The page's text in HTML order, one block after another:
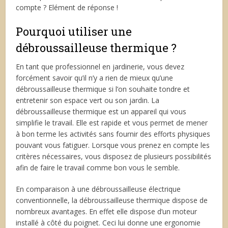
compte ? Elément de réponse !
Pourquoi utiliser une
débroussailleuse thermique ?
En tant que professionnel en jardinerie, vous devez
forcément savoir qu’il n’y a rien de mieux qu’une
débroussailleuse thermique si l’on souhaite tondre et
entretenir son espace vert ou son jardin. La
débroussailleuse thermique est un appareil qui vous
simplifie le travail. Elle est rapide et vous permet de mener
à bon terme les activités sans fournir des efforts physiques
pouvant vous fatiguer. Lorsque vous prenez en compte les
critères nécessaires, vous disposez de plusieurs possibilités
afin de faire le travail comme bon vous le semble.
En comparaison à une débroussailleuse électrique
conventionnelle, la débroussailleuse thermique dispose de
nombreux avantages. En effet elle dispose d’un moteur
installé à côté du poignet. Ceci lui donne une ergonomie